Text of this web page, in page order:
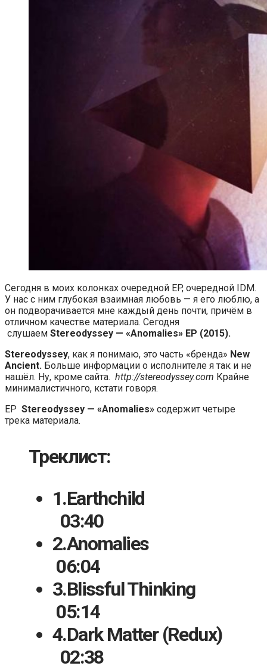
Сегодня в моих колонках очередной EP, очередной IDM.
У нас с ним глубокая взаимная любовь — я его люблю, а
он подворачивается мне каждый день почти, причём в
отличном качестве материала. Сегодня
слушаем Stereodyssey — «Anomalies» EP (2015).
Stereodyssey, как я понимаю, это часть «бренда» New
Ancient. Больше информации о исполнителе я так и не
нашёл. Ну, кроме сайта. http://stereodyssey.com Крайне
минималистичного, кстати говоря.
EP Stereodyssey — «Anomalies» содержит четыре
трека материала.
Треклист:
1.Earthchild
03:40
2.Anomalies
06:04
3.Blissful Thinking
05:14
4.Dark Matter (Redux)
02:38